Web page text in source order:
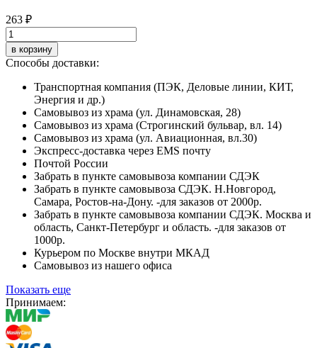
263 ₽
в корзину
Способы доставки:
Транспортная компания (ПЭК, Деловые линии, КИТ,
Энергия и др.)
Самовывоз из храма (ул. Динамовская, 28)
Самовывоз из храма (Строгинский бульвар, вл. 14)
Самовывоз из храма (ул. Авиационная, вл.30)
Экспресс-доставка через EMS почту
Почтой России
Забрать в пункте самовывоза компании СДЭК
Забрать в пункте самовывоза СДЭК. Н.Новгород,
Самара, Ростов-на-Дону. -для заказов от 2000р.
Забрать в пункте самовывоза компании СДЭК. Москва и
область, Санкт-Петербург и область. -для заказов от
1000р.
Курьером по Москве внутри МКАД
Самовывоз из нашего офиса
Показать еще
Принимаем: